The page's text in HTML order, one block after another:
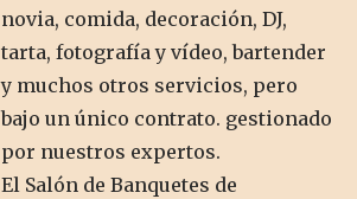
novia, comida, decoración, DJ,
tarta, fotografía y vídeo, bartender
y muchos otros servicios, pero
bajo un único contrato. gestionado
por nuestros expertos.
El Salón de Banquetes de